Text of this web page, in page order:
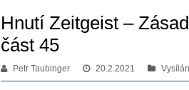
Hnutí Zeitgeist –
část 45
Petr Taubinger 20.2.2021